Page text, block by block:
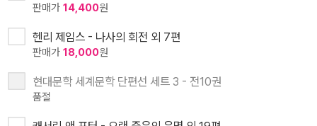
판매가 14,400원
헨리 제임스 - 나사의 회전 외 7편
판매가 18,000원
현대문학 세계문학 단편선 세트 3 - 전10권
품절